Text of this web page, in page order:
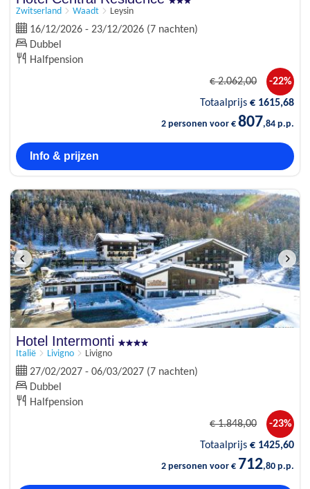
Zwitserland Waadt Leysin
16/12/2026 - 23/12/2026 (7 nachten)
Dubbel
Halfpension
€2.062,00
-22%
Totaalprijs € 1615,68
2 personen voor € 807,84 p.p.
Info & prijzen
Hotel Intermonti
Italië Livigno Livigno
27/02/2027 - 06/03/2027 (7 nachten)
Dubbel
Halfpension
€1.848,00
-23%
Totaalprijs € 1425,60
2 personen voor € 712,80 p.p.